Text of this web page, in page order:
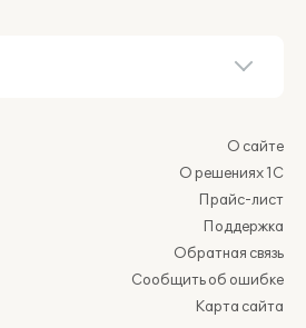
О сайте
О решениях 1С
Прайс-лист
Поддержка
Обратная связь
Сообщить об ошибке
Карта сайта